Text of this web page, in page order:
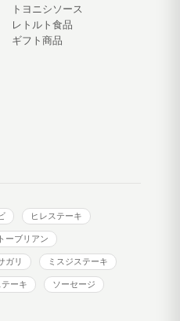
トヨニシソース
レトルト食品
ギフト商品
ヒレステーキ
ーブリアン
ガリ ミスジステーキ
ーキ ソーセージ